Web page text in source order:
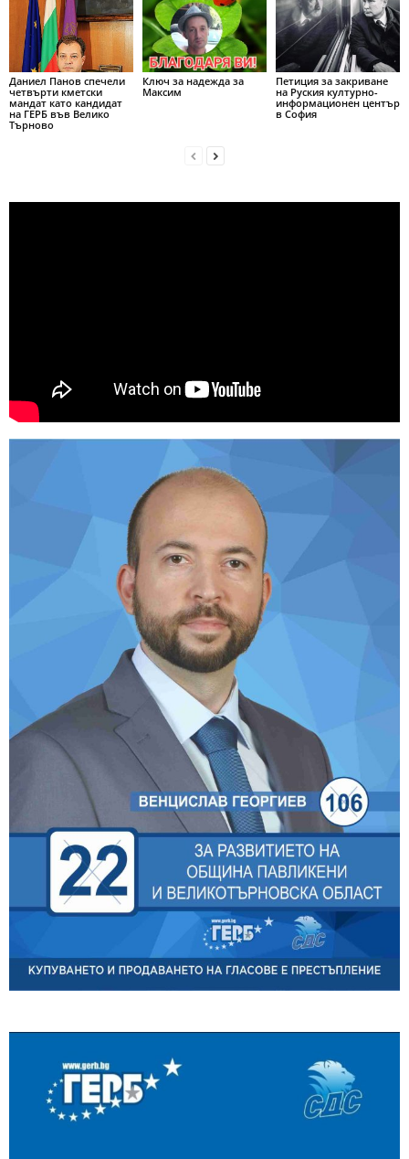
Даниел Панов спечели
четвърти кметски
мандат като кандидат
на ГЕРБ във Велико
Търново
Ключ за надежда за
Максим
Петиция за закриване
на Руския културно-
информационен център
в София